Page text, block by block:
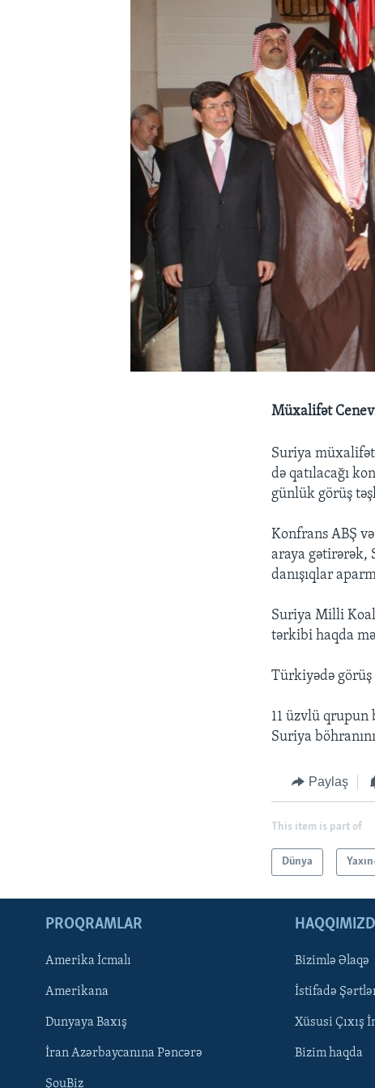
BIZI IZLƏYIN
Müxalifət
Suriya
də qatılacağı
günlük görüş
Konfrans ABŞ
araya gətirərək,
danışıqlar
Suriya Milli
tərkibi haqda
Türkiyədə görüş
11 üzvlü qrupun
Suriya
Paylaş
This item is part of
Dünya
PROQRAMLAR
Amerika İcmalı
Amerikana
Dunyaya Baxış
İran Azərbaycanına Pəncərə
ŞouBiz
Bizimlə Əlaqə
İstifadə
Xüsusi Çıxış
Bizim haqda